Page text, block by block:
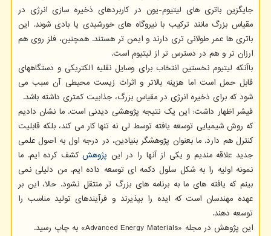
جایگزین باتری های لیتیوم-یون در کاربردهای ذخیره سازی انرژی در
مقیاس بزرگ مانند ترکیب با نیروگاه های خورشیدی یا بادی شوند. این
باتری ها عمر طولانی تری دارند و ایمن تر هستند. همچنین، فلز روی هم
ارزان تر و هم در دسترس تر از لیتیوم است.
باآنکه لیتیوم نخستین انتخاب برای وسایل نقلیه الکتریکی و دستگاههای
قابل حمل است اما هزینه بالاتر و اثرات زیست محیطی آن سبب می
شود که برای ذخیره انرژی در مقیاس بزرگ، جذابیت کمتری داشته باشد.
فیشر اظهار داشت: این یک نتیجه پژوهشی دیدنی است. ما نشان دادیم
که روش شیمیایی توسعه یافته توسط لی نه تنها کار می کند، بلکه قابلیت
کنترل هم دارد. ما بعنوان پژوهشگر بنیادین، در درجه اول به اصول علمی
جدید علاقه مندیم و یکی از آنها را در این پژوهشکشف کرده ایم. ما
نمونه اولیه را به شکل سلول دکمه ای توسعه داده ایم. من دلیلی نمی
بینم که یافته های ما به برنامه های بزرگ تر منتقل نشود. حالا، این بر
عهده مهندسان است که ایده را بپذیرند و فرآیندهای تولید مناسب را
توسعه دهند.
این پژوهش در مجله «Advanced Energy Materials» به چاپ رسید.